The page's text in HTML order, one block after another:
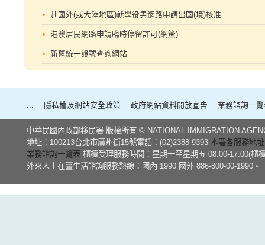
赴國外(或大陸地區)就學役男網路申請出國(境)核准
港澳居民網路申請臨時停留許可(網簽)
新舊統一證號查詢網站
::: 隱私權及網站安全政策 政府網站資料開放宣告 業務諮詢一
中華民國內政部移民署 版權所有 © NATIONAL IMMIGRATION
地址：100213台北市廣州街15號電話：(02)2388-9393 本署各服務地址
業務諮詢一覽表 櫃檯受理服務時間：星期一至星期五 08:00-17:00(櫃
外來人士在臺生活諮詢服務熱線：國內 1990 國外 886-800-00-1990。